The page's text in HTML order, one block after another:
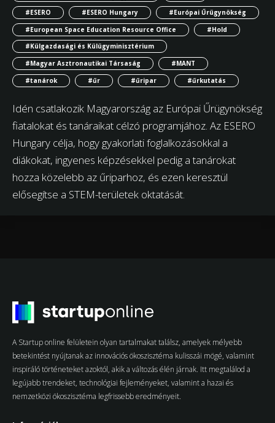
#ESERO
#ESERO Hungary
#Európai Űrügynökség
#European Space Education Resource Office
#Hold
#Külgazdasági és Külügyminisztérium
#Magyar Asztronautikai Társaság
#MANT
#tanárok
#űr #űripar #űrkutatás
Idén csatlakozik Magyarország az Európai Űrügynökség
fiatalokat és tanáraikat célzó programjához. Az ESERO
Hungary célja, hogy gyakorlati foglalkozásokkal a
diákokat, ingyenes képzésekkel pedig a tanárokat
hozza közelebb az űriparhoz, és ezen keresztül
elősegítse a STEM-területek oktatását.
A Startup online felületein olyan tartalmakat találsz, amelyek mélyebb
betekintést nyújtanak az innovációs ökoszisztéma kulisszái mögé, valamint
inspiráló történeteket azoktól, akik a változás élén járnak. Itt megtalálod a
legújabb trendeket, technológiai fejleményeket, valamint a hazai és
nemzetközi ökoszisztéma legfrissebb eredményeit.